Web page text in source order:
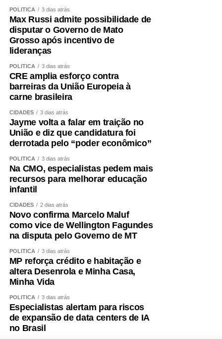
Aceitei o convite para integrar, como candidato a vice-
governador, a chapa liderada pelo senador Wellington
Fagundes. A decisão não foi fruto de uma conversa
informal ou de uma possibilidade lançada ao acaso. Foi
uma escolha política apresentada, construída e
formalizada dentro do processo partidário, inclusive com
a realização da convenção.
A partir dessa decisão, compromissos foram assumidos,
pessoas foram mobilizadas, estratégias foram definidas e
todo um projeto de campanha começou a ser estruturado.
Fiz isso de boa-fé, acreditando na palavra empenhada e
na seriedade de uma decisão tomada por quem pretende
governar Mato Grosso.
Hoje fui comunicado pelo senador Wellington Fagundes
de que outro nome será indicado para ocupar a vaga de
vice.
Não se trata apenas de uma mudança de candidatura.
Trata-se da forma como a política é conduzida.
Quem pretende governar um Estado precisa, antes de
tudo, demonstrar que sua palavra tem valor. Precisa
respeitar compromissos, aliados e pessoas que
aceitaram caminhar ao seu lado. Não é possível pedir
confiança a mais de três milhões de mato-grossenses
quando não se consegue honrar compromissos
assumidos dentro da própria casa.
POLÍTICA 3 dias atrás
Max Russi admite possibilidade de
disputar o Governo de Mato
Grosso após incentivo de
lideranças
POLÍTICA 3 dias atrás
CRE amplia esforço contra
barreiras da União Europeia à
carne brasileira
CIDADES 3 dias atrás
Jayme volta a falar em traição no
União e diz que candidatura foi
derrotada pelo “poder econômico”
POLÍTICA 3 dias atrás
Na CMO, especialistas pedem mais
recursos para melhorar educação
infantil
CIDADES 2 dias atrás
Novo confirma Marcelo Maluf
como vice de Wellington Fagundes
na disputa pelo Governo de MT
POLÍTICA 3 dias atrás
MP reforça crédito e habitação e
altera Desenrola e Minha Casa,
Minha Vida
POLÍTICA 3 dias atrás
Especialistas alertam para riscos
de expansão de data centers de IA
no Brasil